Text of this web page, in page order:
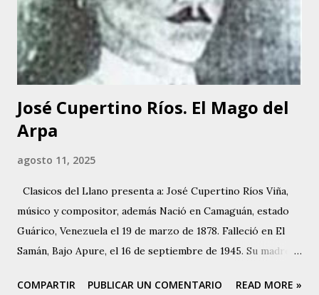
Tania comenzó a perfeccionar su voz. Empezó a tomar
clases de canto y piano, haciéndose acompañar en sus
siguientes presentaciones por los conjuntos de Inocente
Bello y Manuel Delgado. A...
José Cupertino Ríos. El Mago del
Arpa
agosto 11, 2025
Clasicos del Llano presenta a: José Cupertino Ríos Viña,
músico y compositor, además Nació en Camaguán, estado
Guárico, Venezuela el 19 de marzo de 1878. Falleció en El
Samán, Bajo Apure, el 16 de septiembre de 1945. Su madre
Maluenga, quien era oriundo de Parapara de Ortíz. Tuvo
COMPARTIR PUBLICAR UN COMENTARIO READ MORE »